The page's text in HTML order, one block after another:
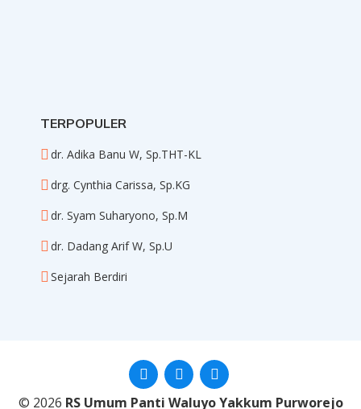
TERPOPULER
dr. Adika Banu W, Sp.THT-KL
drg. Cynthia Carissa, Sp.KG
dr. Syam Suharyono, Sp.M
dr. Dadang Arif W, Sp.U
Sejarah Berdiri
© 2026 RS Umum Panti Waluyo Yakkum Purworejo